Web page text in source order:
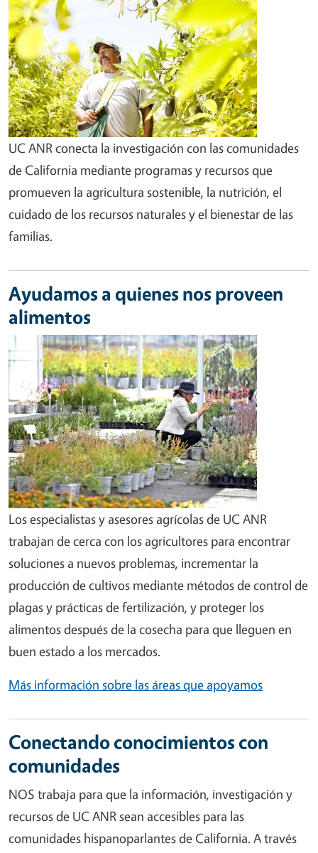
UC ANR conecta la investigación con las comunidades
de California mediante programas y recursos que
promueven la agricultura sostenible, la nutrición, el
cuidado de los recursos naturales y el bienestar de las
familias.
Ayudamos a quienes nos proveen
alimentos
Los especialistas y asesores agrícolas de UC ANR
trabajan de cerca con los agricultores para encontrar
soluciones a nuevos problemas, incrementar la
producción de cultivos mediante métodos de control de
plagas y prácticas de fertilización, y proteger los
alimentos después de la cosecha para que lleguen en
buen estado a los mercados.
Más información sobre las áreas que apoyamos
Conectando conocimientos con
comunidades
NOS trabaja para que la información, investigación y
recursos de UC ANR sean accesibles para las
comunidades hispanoparlantes de California. A través